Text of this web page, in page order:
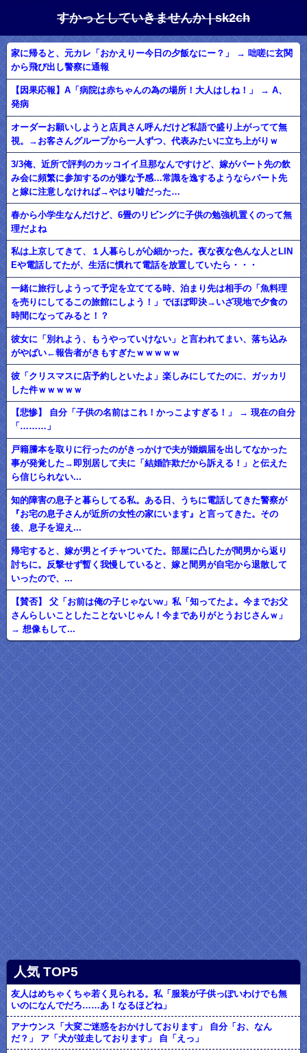
すかっとしていきませんか | sk2ch
家に帰ると、元カレ「おかえりー今日の夕飯なにー？」 → 咄嗟に玄関
から飛び出し警察に通報
【因果応報】A「病院は赤ちゃんの為の場所！大人はしね！」 → A、
発病
オーダーお願いしようと店員さん呼んだけど私語で盛り上がってて無
視。→お客さんグループから一人ずつ、代表みたいに立ち上がりｗ
3/3俺、近所で評判のカッコイイ旦那なんですけど、嫁がパート先の飲
み会に頻繁に参加するのが嫌な予感…常識を逸するようならパート先
と嫁に注意しなければ→やはり嘘だった…
春から小学生なんだけど、6畳のリビングに子供の勉強机置くのって無
理だよね
私は上京してきて、１人暮らしが心細かった。夜な夜な色んな人とLIN
Eや電話してたが、生活に慣れて電話を放置していたら・・・
一緒に旅行しようって予定を立ててる時、泊まり先は相手の「魚料理
を売りにしてるこの旅館にしよう！」でほぼ即決→いざ現地で夕食の
時間になってみると！？
彼女に「別れよう、もうやっていけない」と言われてまい、落ち込み
がやばい←報告者がきもすぎたｗｗｗｗｗ
彼「クリスマスに店予約しといたよ」楽しみにしてたのに、ガッカリ
した件ｗｗｗｗｗ
【悲惨】 自分「子供の名前はこれ！かっこよすぎる！」 → 現在の自分
「………」
戸籍謄本を取りに行ったのがきっかけで夫が婚姻届を出してなかった
事が発覚した→即別居して夫に「結婚詐欺だから訴える！」と伝えた
ら信じられない...
知的障害の息子と暮らしてる私。ある日、うちに電話してきた警察が
『お宅の息子さんが近所の女性の家にいます』と言ってきた。その
後、息子を迎え...
帰宅すると、嫁が男とイチャついてた。部屋に凸したが間男から返り
討ちに。反撃せず暫く我慢していると、嫁と間男が自宅から退散して
いったので、...
【賛否】 父「お前は俺の子じゃないw」私「知ってたよ。今までお父
さんらしいことしたことないじゃん！今までありがとうおじさんｗ」
→ 想像もして...
人気 TOP5
友人はめちゃくちゃ若く見られる。私「服装が子供っぽいわけでも無
いのになんでだろ……あ！なるほどね」
アナウンス「大変ご迷惑をおかけしております」 自分「お、なん
だ？」 ア「犬が並走しております」 自「えっ」